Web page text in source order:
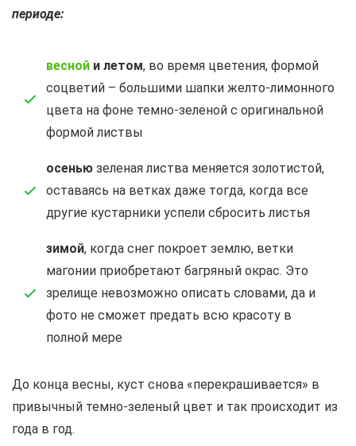
периоде:
весной и летом, во время цветения, формой
соцветий – большими шапки желто-лимонного
цвета на фоне темно-зеленой с оригинальной
формой листвы
осенью зеленая листва меняется золотистой,
оставаясь на ветках даже тогда, когда все
другие кустарники успели сбросить листья
зимой, когда снег покроет землю, ветки
магонии приобретают багряный окрас. Это
зрелище невозможно описать словами, да и
фото не сможет предать всю красоту в
полной мере
До конца весны, куст снова «перекрашивается» в
привычный темно-зеленый цвет и так происходит из
года в год.